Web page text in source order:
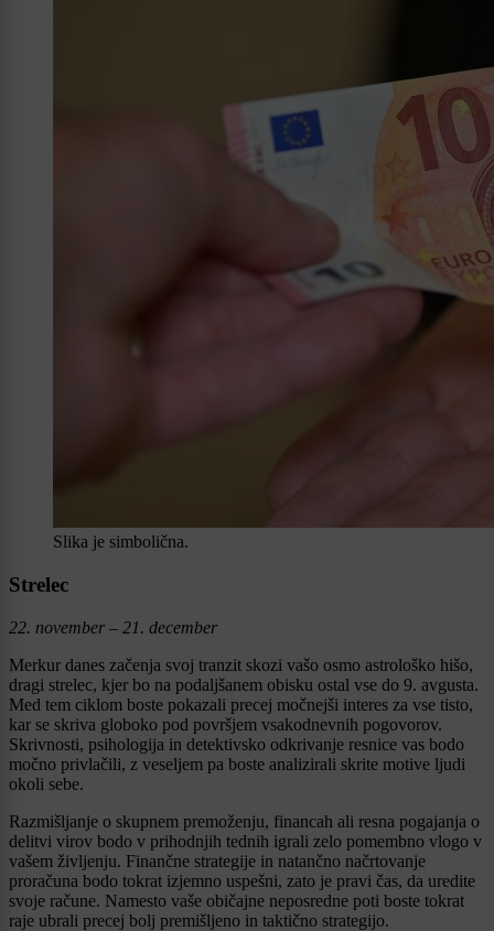
Slika je simbolična.
Strelec
22. november – 21. december
Merkur danes začenja svoj tranzit skozi vašo osmo astrološko hišo,
dragi strelec, kjer bo na podaljšanem obisku ostal vse do 9. avgusta.
Med tem ciklom boste pokazali precej močnejši interes za vse tisto,
kar se skriva globoko pod površjem vsakodnevnih pogovorov.
Skrivnosti, psihologija in detektivsko odkrivanje resnice vas bodo
močno privlačili, z veseljem pa boste analizirali skrite motive ljudi
okoli sebe.
Razmišljanje o skupnem premoženju, financah ali resna pogajanja o
delitvi virov bodo v prihodnjih tednih igrali zelo pomembno vlogo v
vašem življenju. Finančne strategije in natančno načrtovanje
proračuna bodo tokrat izjemno uspešni, zato je pravi čas, da uredite
svoje račune. Namesto vaše običajne neposredne poti boste tokrat
raje ubrali precej bolj premišljeno in taktično strategijo.